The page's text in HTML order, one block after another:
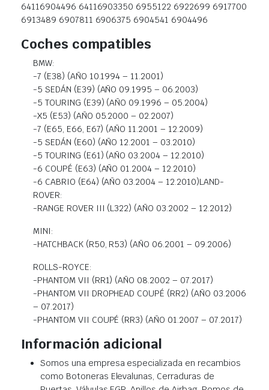
64116904496 64116903350 6955122 6922699 6917700
6913489 6907811 6906375 6904541 6904496
Coches compatibles
BMW:
-7 (E38) (AÑO 10.1994 – 11.2001)
-5 SEDÁN (E39) (AÑO 09.1995 – 06.2003)
-5 TOURING (E39) (AÑO 09.1996 – 05.2004)
-X5 (E53) (AÑO 05.2000 – 02.2007)
-7 (E65, E66, E67) (AÑO 11.2001 – 12.2009)
-5 SEDÁN (E60) (AÑO 12.2001 – 03.2010)
-5 TOURING (E61) (AÑO 03.2004 – 12.2010)
-6 COUPÉ (E63) (AÑO 01.2004 – 12.2010)
-6 CABRIO (E64) (AÑO 03.2004 – 12.2010)LAND-
ROVER:
-RANGE ROVER III (L322) (AÑO 03.2002 – 12.2012)
MINI:
-HATCHBACK (R50, R53) (AÑO 06.2001 – 09.2006)
ROLLS-ROYCE:
-PHANTOM VII (RR1) (AÑO 08.2002 – 07.2017)
-PHANTOM VII DROPHEAD COUPÉ (RR2) (AÑO 03.2006
– 07.2017)
-PHANTOM VII COUPÉ (RR3) (AÑO 01.2007 – 07.2017)
Información adicional
Somos una empresa especializada en recambios
como Botoneras Elevalunas, Cerraduras de